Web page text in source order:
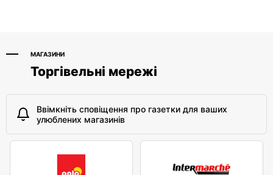
МАГАЗИНИ
Торгівельні мережі
Ввімкніть сповіщення про газетки для ваших
улюблених магазинів